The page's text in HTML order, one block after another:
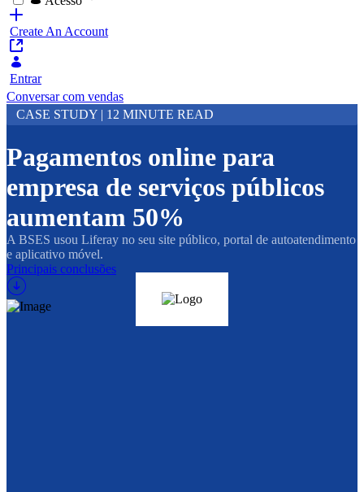
Create An Account
Entrar
Conversar com vendas
CASE STUDY | 12 MINUTE READ
Pagamentos online para
empresa de serviços públicos
aumentam 50%
A BSES usou Liferay no seu site público, portal de autoatendimento
e aplicativo móvel.
Principais conclusões